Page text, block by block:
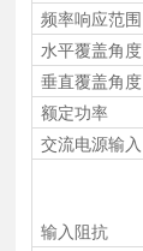
频率响应范围
水平覆盖角度
垂直覆盖角度
额定功率
交流电源输入
输入阻抗